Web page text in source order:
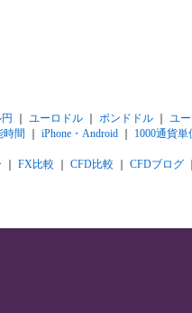
ユーロドル｜ ポンドドル｜ ユ
時間 iPhone・Android 1000通貨単
FX比較 CFD比較 CFDブログ